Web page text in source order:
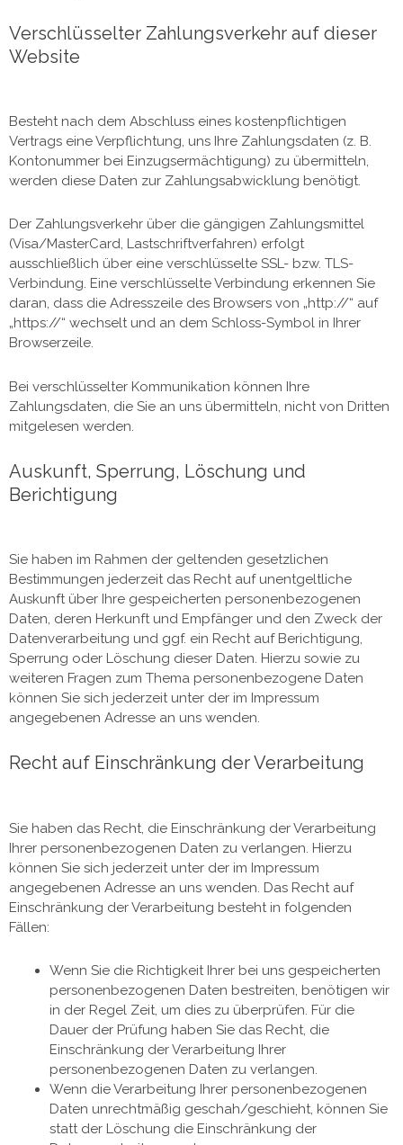
Verschlüsselter Zahlungsverkehr auf dieser
Website
Besteht nach dem Abschluss eines kostenpflichtigen
Vertrags eine Verpflichtung, uns Ihre Zahlungsdaten (z. B.
Kontonummer bei Einzugsermächtigung) zu übermitteln,
werden diese Daten zur Zahlungsabwicklung benötigt.
Der Zahlungsverkehr über die gängigen Zahlungsmittel
(Visa/MasterCard, Lastschriftverfahren) erfolgt
ausschließlich über eine verschlüsselte SSL- bzw. TLS-
Verbindung. Eine verschlüsselte Verbindung erkennen Sie
daran, dass die Adresszeile des Browsers von „http://“ auf
„https://“ wechselt und an dem Schloss-Symbol in Ihrer
Browserzeile.
Bei verschlüsselter Kommunikation können Ihre
Zahlungsdaten, die Sie an uns übermitteln, nicht von Dritten
mitgelesen werden.
Auskunft, Sperrung, Löschung und
Berichtigung
Sie haben im Rahmen der geltenden gesetzlichen
Bestimmungen jederzeit das Recht auf unentgeltliche
Auskunft über Ihre gespeicherten personenbezogenen
Daten, deren Herkunft und Empfänger und den Zweck der
Datenverarbeitung und ggf. ein Recht auf Berichtigung,
Sperrung oder Löschung dieser Daten. Hierzu sowie zu
weiteren Fragen zum Thema personenbezogene Daten
können Sie sich jederzeit unter der im Impressum
angegebenen Adresse an uns wenden.
Recht auf Einschränkung der Verarbeitung
Sie haben das Recht, die Einschränkung der Verarbeitung
Ihrer personenbezogenen Daten zu verlangen. Hierzu
können Sie sich jederzeit unter der im Impressum
angegebenen Adresse an uns wenden. Das Recht auf
Einschränkung der Verarbeitung besteht in folgenden
Fällen:
Wenn Sie die Richtigkeit Ihrer bei uns gespeicherten
personenbezogenen Daten bestreiten, benötigen wir
in der Regel Zeit, um dies zu überprüfen. Für die
Dauer der Prüfung haben Sie das Recht, die
Einschränkung der Verarbeitung Ihrer
personenbezogenen Daten zu verlangen.
Wenn die Verarbeitung Ihrer personenbezogenen
Daten unrechtmäßig geschah/geschieht, können Sie
statt der Löschung die Einschränkung der